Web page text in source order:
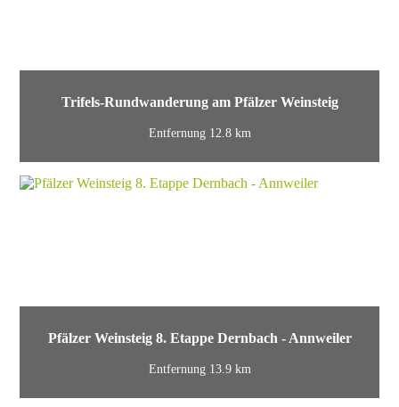
Trifels-Rundwanderung am Pfälzer Weinsteig
Entfernung 12.8 km
Pfälzer Weinsteig 8. Etappe Dernbach - Annweiler
Entfernung 13.9 km